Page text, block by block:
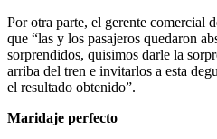
Por otra parte, el gerente comercial
que “las y los pasajeros quedaron
sorprendidos, quisimos darle la
arriba del tren e invitarlos a esta
el resultado obtenido”.
Maridaje perfecto